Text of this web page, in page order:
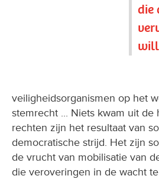
die
veiligheidsorganismen op het
stemrecht ... Niets kwam uit de
rechten zijn het resultaat van
democratische strijd. Het zijn
de vrucht van mobilisatie van
die veroveringen in de wacht